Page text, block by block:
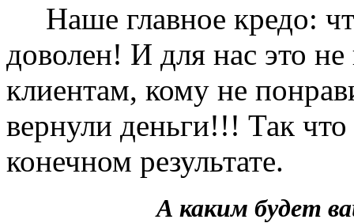
Наше главное кредо:
доволен! И для нас это
клиентам, кому не
вернули деньги!!! Так
конечном результате.
А каким будет